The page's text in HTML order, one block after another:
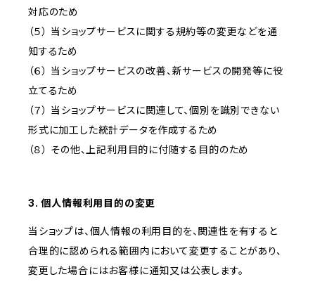
対応のため
（５） 当ショップサービスに関する規約等の変更などを通
知するため
（６） 当ショップサービスの改善、新サービスの開発等に役
立てるため
（７） 当ショップサービスに関連して、個別を識別できない
形式に加工した統計データを作成するため
（８） その他、上記利用目的に付随する目的のため
3. 個人情報利用目的の変更
当ショップは、個人情報の利用目的を、関連性を有すると
合理的に認められる範囲内において変更することがあり、
変更した場合にはお客様に通知又は公表します。